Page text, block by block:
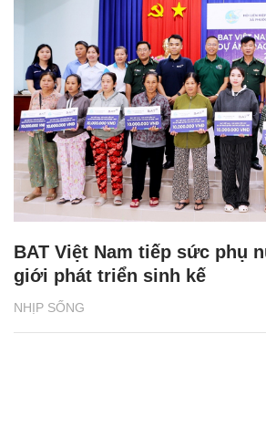
NHỊP SỐNG
BAT Việt Nam tiếp sức phụ
giới phát triển sinh kế